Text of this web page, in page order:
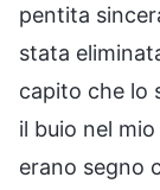
pentita
stata
capito che lo
il buio nel
erano segno